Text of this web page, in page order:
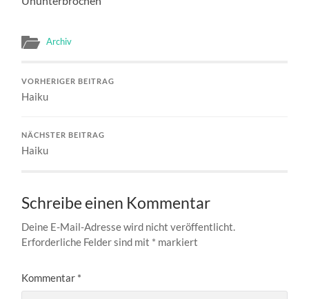
Archiv
VORHERIGER BEITRAG
Haiku
NÄCHSTER BEITRAG
Haiku
Schreibe einen Kommentar
Deine E-Mail-Adresse wird nicht veröffentlicht.
Erforderliche Felder sind mit * markiert
Kommentar *